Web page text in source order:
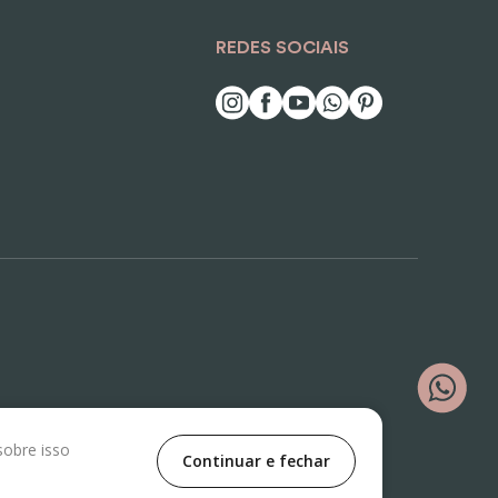
isso
Continuar e fechar
REDES SOCIAIS
Vila Jaguara, São Paulo/SP, CEP 05118-100